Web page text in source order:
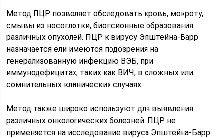
Метод ПЦР позволяет обследовать кровь, мокроту,
смывы из носоглотки, биопсионные образования
различных опухолей. ПЦР к вирусу Эпштейна-Барр
назначается ели имеются подозрения на
генерализованную инфекцию ВЭБ, при
иммунодефицитах, таких как ВИЧ, в сложных или
сомнительных клинических случаях.
Метод также широко используют для выявления
различных онкологических болезней. ПЦР не
применяется на исследование вируса Эпштейна-Барр